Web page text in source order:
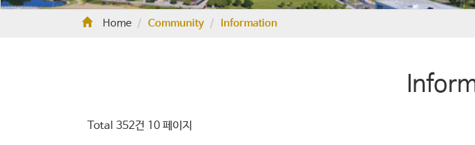
Home Community Information
Total 352건 10 페이지